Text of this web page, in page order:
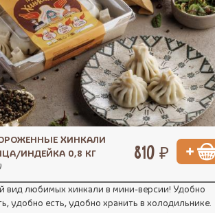
ХИНКАЛИ
ИНДЕЙКА 0,8 КГ
810 ₽
вид любимых хинкали в мини-версии! Удобно
удобно есть, удобно хранить в холодильнике.